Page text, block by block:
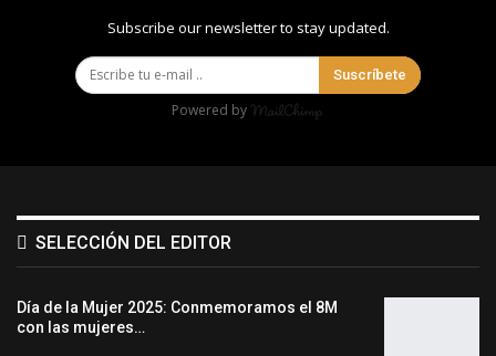
Subscribe our newsletter to stay updated.
Suscríbete
Powered by
SELECCIÓN DEL EDITOR
Día de la Mujer 2025: Conmemoramos el 8M
con las mujeres…